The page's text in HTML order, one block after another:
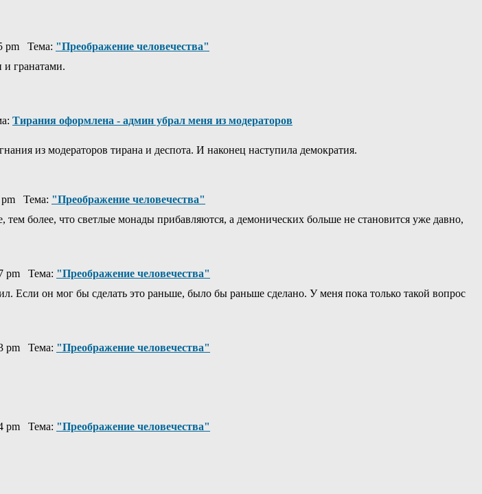
pm Тема: "Преображение человечества"
и гранатами.
Тирания оформлена - админ убрал меня из модераторов
из модераторов тирана и деспота. И наконец наступила демократия.
pm Тема: "Преображение человечества"
более, что светлые монады прибавляются, а демонических больше не становится уже давно,
pm Тема: "Преображение человечества"
Если он мог бы сделать это раньше, было бы раньше сделано. У меня пока только такой вопрос
pm Тема: "Преображение человечества"
pm Тема: "Преображение человечества"